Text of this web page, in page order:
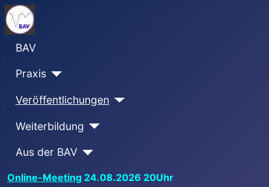
BAV
Praxis
Veröffentlichungen
Weiterbildung
Aus der BAV
Online-Meeting 24.08.2026 20Uhr